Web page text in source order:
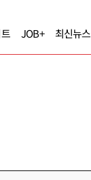
JOB+ 최신뉴스